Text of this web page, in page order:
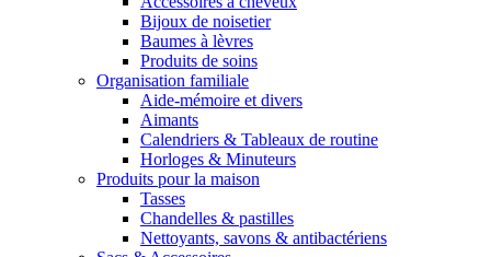
Bijoux de noisetier
Baumes à lèvres
Produits de soins
Organisation familiale
Aide-mémoire et divers
Aimants
Calendriers & Tableaux de routine
Horloges & Minuteurs
Produits pour la maison
Tasses
Chandelles & pastilles
Nettoyants, savons & antibactériens